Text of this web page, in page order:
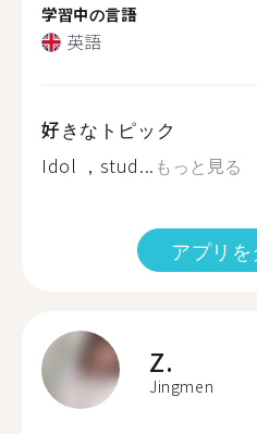
学習中の言語
英語
好きなトピック
Idol ，stud... もっと見る
アプリ
Z.
Jingmen